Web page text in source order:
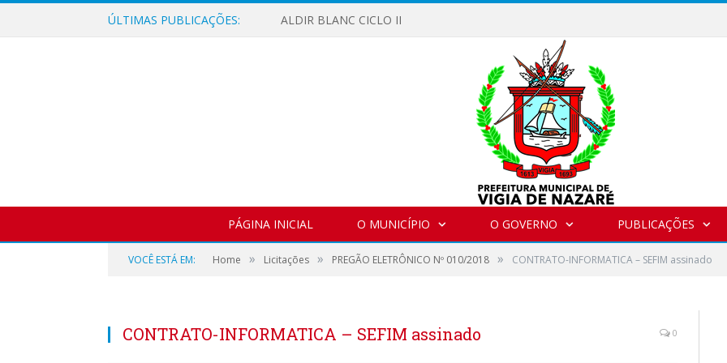
ÚLTIMAS PUBLICAÇÕES: ALDIR BLANC CICLO II
PÁGINA INICIAL O MUNICÍPIO O GOVERNO PUBLICAÇÕES
VOCÊ ESTÁ EM: Home » Licitações » PREGÃO ELETRÔNICO Nº 010/2018 » CONTRATO-INFORMATICA – SEFIM assinado
CONTRATO-INFORMATICA – SEFIM assinado 0